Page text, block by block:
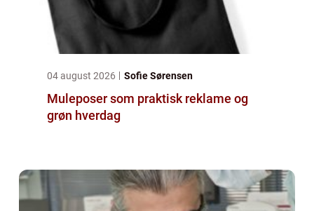
04 august 2026 Sofie Sørensen
Muleposer som praktisk reklame og
grøn hverdag